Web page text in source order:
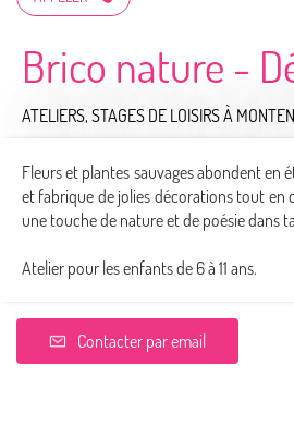
Brico nature -
ATELIERS, STAGES DE LOISIRSÀ
Fleurs et plantes sauvages abondent en
et fabrique de jolies décorations tout en
une touche de nature et de poésie dans
Atelier pour les enfants de 6 à 11 ans.
Contacter par email